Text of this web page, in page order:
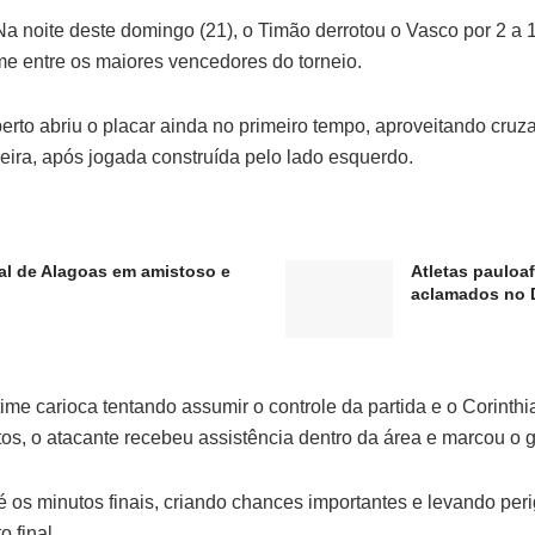
noite deste domingo (21), o Timão derrotou o Vasco por 2
entre os maiores vencedores do torneio.
abriu o placar ainda no primeiro tempo, aproveitando
após jogada construída pelo lado esquerdo.
de Alagoas em amistoso e
Atletas
aclamados no
carioca tentando assumir o controle da partida e o
o atacante recebeu assistência dentro da área e marcou o
minutos finais, criando chances importantes e levando